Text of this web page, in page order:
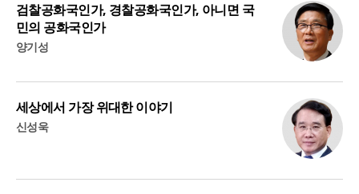
검찰공화국인가, 경찰공화국인가, 아니면 국
민의 공화국인가
양기성
세상에서 가장 위대한 이야기
신성욱